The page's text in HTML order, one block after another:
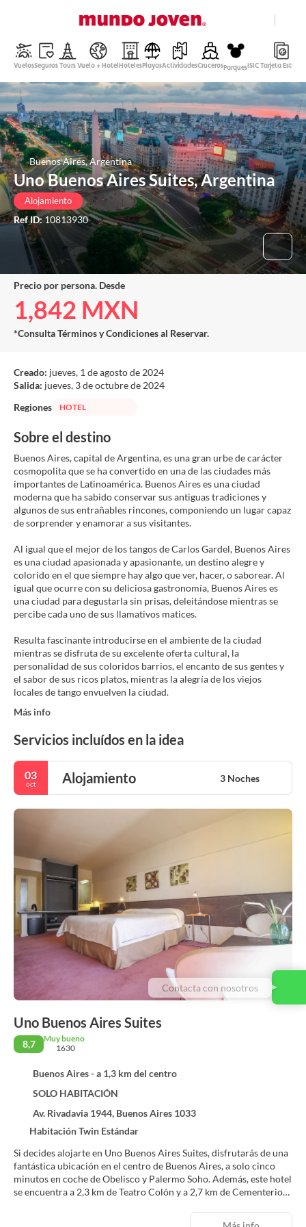
Ayuda
Peso Mexicano
Español
Entrar
VuelosSegurosToursVuelo + HotelHotelesPlayasActividadesCrucerosParquesISIC Tarjeta
Buenos Aires, Argentina
Uno Buenos Aires Suites, Argentina
Alojamiento
Ref ID:10813930
Precio por persona. Desde
1,842 MXN
*Consulta Términos y Condiciones al Reservar.
Creado: jueves, 1 de agosto de 2024
Salida: jueves, 3 de octubre de 2024
Regiones
HOTEL
Sobre el destino
Buenos Aires, capital de Argentina, es una gran urbe de carácter
cosmopolita que se ha convertido en una de las ciudades más
importantes de Latinoamérica. Buenos Aires es una ciudad
moderna que ha sabido conservar sus antiguas tradiciones y
algunos de sus entrañables rincones, componiendo un lugar capaz
de sorprender y enamorar a sus visitantes.
Al igual que el mejor de los tangos de Carlos Gardel, Buenos Aires
es una ciudad apasionada y apasionante, un destino alegre y
colorido en el que siempre hay algo que ver, hacer, o saborear. Al
igual que ocurre con su deliciosa gastronomía, Buenos Aires es
una ciudad para degustarla sin prisas, deleitándose mientras se
percibe cada uno de sus llamativos matices.
Resulta fascinante introducirse en el ambiente de la ciudad
mientras se disfruta de su excelente oferta cultural, la
personalidad de sus coloridos barrios, el encanto de sus gentes y
el sabor de sus ricos platos, mientras la alegría de los viejos
locales de tango envuelven la ciudad.
Más info
Servicios incluídos en la idea
03
oct Alojamiento 3 Noches
Uno Buenos Aires Suites
8,7
Muy bueno
1630
Buenos Aires - a 1,3 km del centro
SOLO HABITACIÓN
Av. Rivadavia 1944, Buenos Aires 1033
Habitación Twin Estándar
Si decides alojarte en Uno Buenos Aires Suites, disfrutarás de una
fantástica ubicación en el centro de Buenos Aires, a solo cinco
minutos en coche de Obelisco y Palermo Soho. Además, este hotel
se encuentra a 2,3 km de Teatro Colón y a 2,7 km de Cementerio
Contacta con nosotros